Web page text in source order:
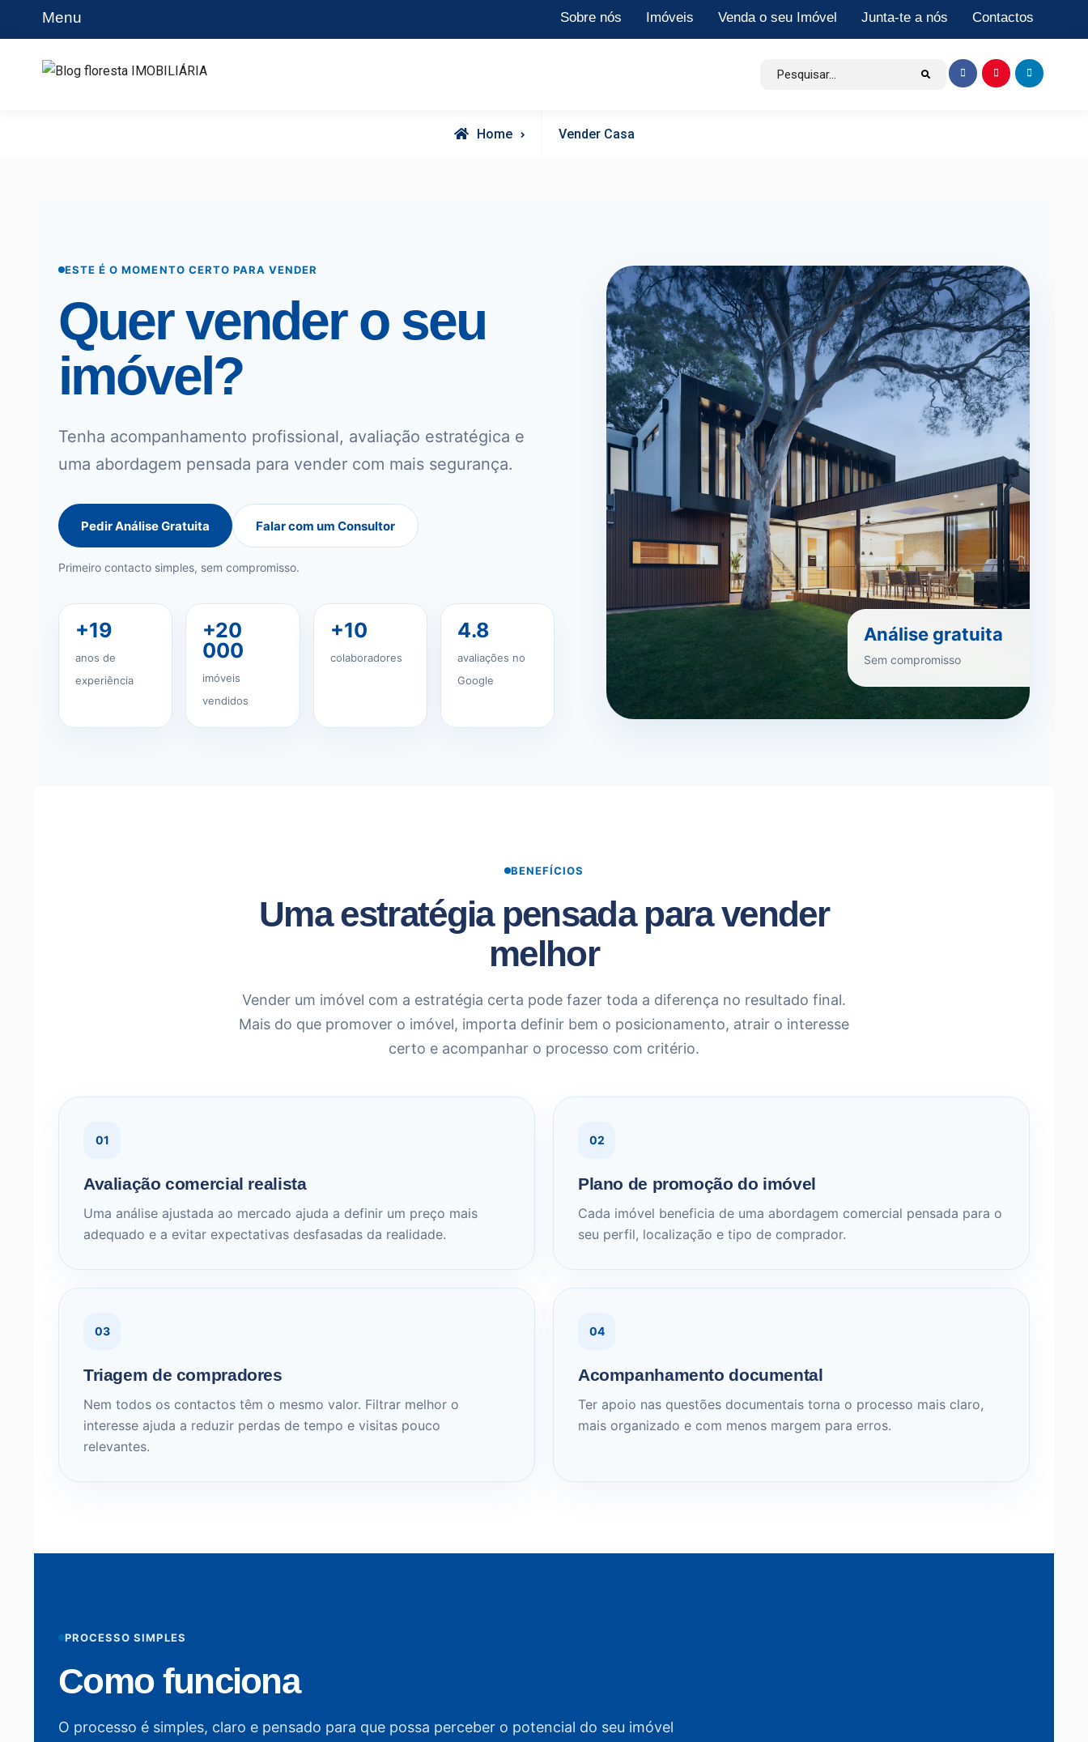
Menu Sobre nós Imóveis Venda o seu Imóvel Junta-te a nós Contactos
Blog floresta IMOBILIÁRIA
Home Vender Casa
ESTE É O MOMENTO CERTO PARA VENDER
Quer vender o seu
imóvel?
Tenha acompanhamento profissional, avaliação estratégica e
uma abordagem pensada para vender com mais segurança.
Pedir Análise Gratuita Falar com um Consultor
Primeiro contacto simples, sem compromisso.
+19
anos de
experiência
+20
000
imóveis
vendidos
+10
colaboradores
4.8
avaliações no
Google
Análise gratuita
Sem compromisso
BENEFÍCIOS
Uma estratégia pensada para vender
melhor
Vender um imóvel com a estratégia certa pode fazer toda a diferença no resultado final.
Mais do que promover o imóvel, importa definir bem o posicionamento, atrair o interesse
certo e acompanhar o processo com critério.
01
Avaliação comercial realista
Uma análise ajustada ao mercado ajuda a definir um preço mais
adequado e a evitar expectativas desfasadas da realidade.
02
Plano de promoção do imóvel
Cada imóvel beneficia de uma abordagem comercial pensada para o
seu perfil, localização e tipo de comprador.
03
Triagem de compradores
Nem todos os contactos têm o mesmo valor. Filtrar melhor o
interesse ajuda a reduzir perdas de tempo e visitas pouco
relevantes.
04
Acompanhamento documental
Ter apoio nas questões documentais torna o processo mais claro,
mais organizado e com menos margem para erros.
PROCESSO SIMPLES
Como funciona
O processo é simples, claro e pensado para que possa perceber o potencial do seu imóvel